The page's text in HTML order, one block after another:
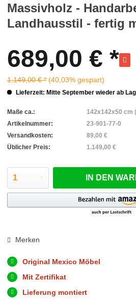
Massivholz -
Landhausstil - fertig
689,00 € *
1.149,00 € * (40,03% gespart)
Lieferzeit: Mitte September wieder ab
Maße ca.:
142x142x50 cm
Artikelnummer:
23-901-77-0
Versandkosten:
89,00 €
Üblicher Preis:
1.149,00 €
IN DEN
Merken
Original Mexico Möbel
Mit Zertifikat
Lieferung montiert